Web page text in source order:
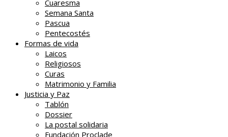
Cuaresma
Semana Santa
Pascua
Pentecostés
Formas de vida
Laicos
Religiosos
Curas
Matrimonio y Familia
Justicia y Paz
Tablón
Dossier
La postal solidaria
Fundación Proclade